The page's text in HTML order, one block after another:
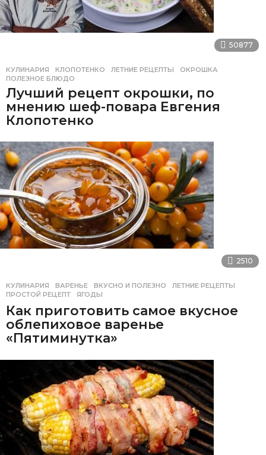
50877
КУЛИНАРИЯ КЛОПОТЕНКО ,ЛЕТНИЕ РЕЦЕПТЫ ,ОКРОШКА
ПОЛЕЗНОЕ БЛЮДО
Лучший рецепт окрошки, по
мнению шеф-повара Евгения
Клопотенко
2510
КУЛИНАРИЯ ВАРЕНЬЕ ,ВКУСНО И ПОЛЕЗНО ,ЛЕТНИЕ РЕЦЕПТЫ
ПРОСТОЙ РЕЦЕПТ
,ЯГОДЫ
Как приготовить самое вкусное
облепиховое варенье
«Пятиминутка»